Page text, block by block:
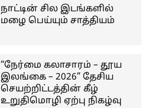
நாட்டின் சில இடங்களில்
மழை பெய்யும் சாத்தியம்
“நேர்மை கலாசாரம் – தூய
இலங்கை – 2026” தேசிய
செயற்றிட்டத்தின் கீழ்
உறுதிமொழி ஏற்பு நிகழ்வு